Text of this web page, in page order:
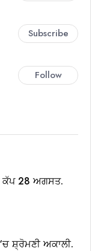
Subscribe
Follow
ਕੱਪ 28 ਅਗਸਤ.
ਸ਼੍ਰੋਮਣੀ ਅਕਾਲੀ.